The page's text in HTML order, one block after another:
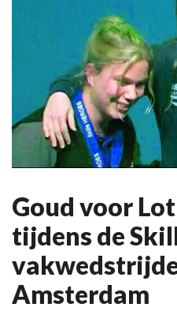
Goud voor
tijdens de
Amsterdam